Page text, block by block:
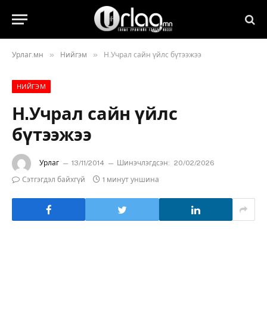
Урлаг.мн » Нийгэм » Н.Учрал сайн үйлс бүтээжээ
НИЙГЭМ
Н.Учрал сайн үйлс
бүтээжээ
Урлаг 13/11/2014 Шинэчлэгдсэн: 20/02/2026
Сэтгэгдэл байхгүй
1 минут уншина